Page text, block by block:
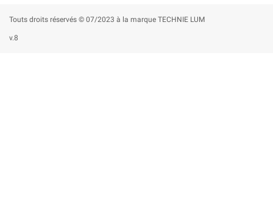
Touts droits réservés © 07/2023 à la marque TECHNIE LUM
v.8